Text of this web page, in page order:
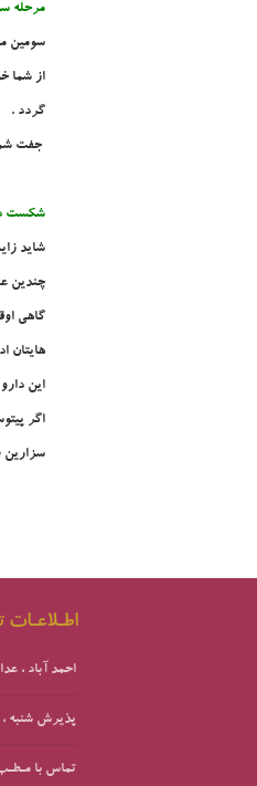
مرحله
سومين
از شما
گردد .
جفت
شکست
شايد
چندين
گاهي
هايتان
اين
اگر
احمد آباد ، عدالت 2 ، پلاک 68 ، ساختمان
پذیرش شنبه ،
تماس با مـطـب روزهای زوج 5 تا